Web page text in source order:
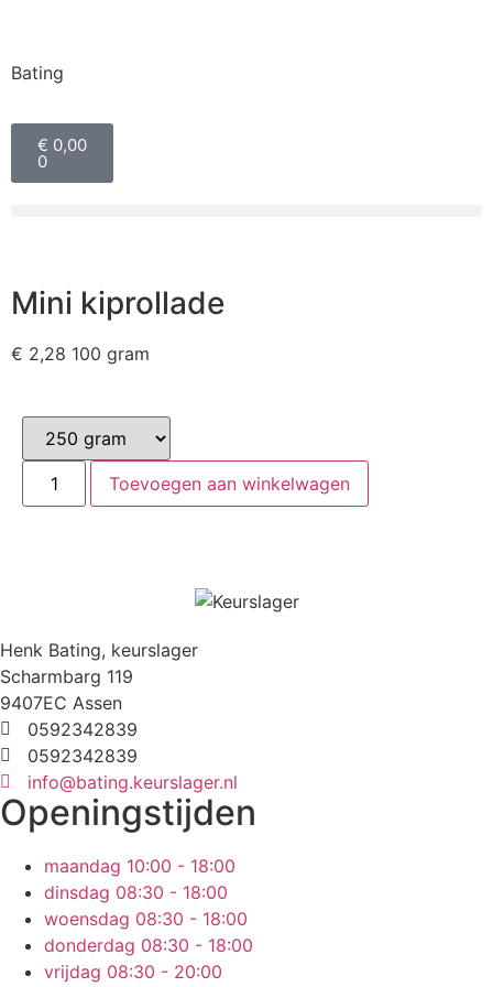
Bating
€ 0,00
0
Mini kiprollade
€ 2,28 100 gram
Toevoegen aan winkelwagen
Henk Bating, keurslager
Scharmbarg 119
9407EC Assen
0592342839
0592342839
info@bating.keurslager.nl
Openingstijden
maandag 10:00 - 18:00
dinsdag 08:30 - 18:00
woensdag 08:30 - 18:00
donderdag 08:30 - 18:00
vrijdag 08:30 - 20:00